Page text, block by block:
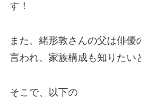
す！
また、緒形敦さんの父は俳優
言われ、家族構成も知りたい
そこで、以下の